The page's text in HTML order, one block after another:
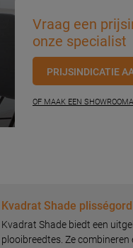
Vraag een
onze specialist
PRIJSINDICATIE
OF MAAK EEN
Kvadrat Shade
Kvadrat Shade biedt een
plooibreedtes. Ze